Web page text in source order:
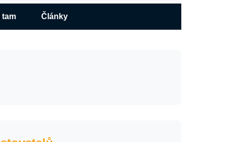
tam Články